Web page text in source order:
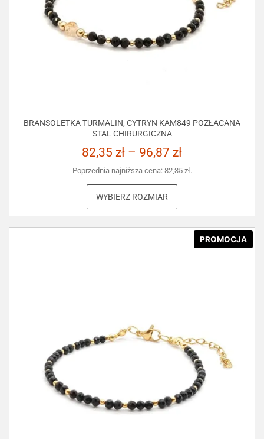
BRANSOLETKA TURMALIN, CYTRYN KAM849 POZŁACANA
STAL CHIRURGICZNA
82,35 zł – 96,87 zł
Poprzednia najniższa cena: 82,35 zł.
WYBIERZ ROZMIAR
PROMOCJA